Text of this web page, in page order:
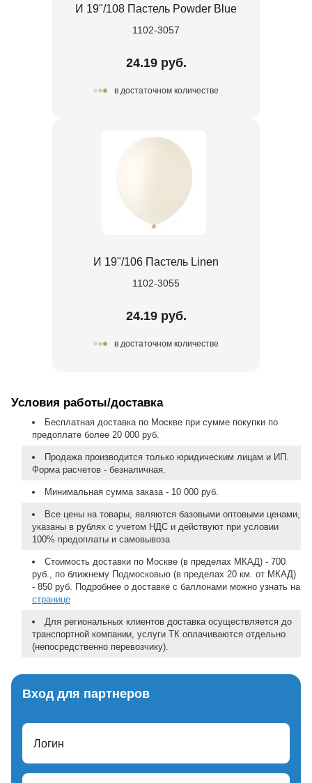
И 19"/108 Пастель Powder Blue
1102-3057
24.19 руб.
в достаточном количестве
И 19"/106 Пастель Linen
1102-3055
24.19 руб.
в достаточном количестве
Условия работы/доставка
Бесплатная доставка по Москве при сумме покупки по
предоплате более 20 000 руб.
Продажа производится только юридическим лицам и ИП.
Форма расчетов - безналичная.
Минимальная сумма заказа - 10 000 руб.
Все цены на товары, являются базовыми оптовыми ценами,
указаны в рублях с учетом НДС и действуют при условии
100% предоплаты и самовывоза
Стоимость доставки по Москве (в пределах МКАД) - 700
руб., по ближнему Подмосковью (в пределах 20 км. от МКАД)
- 850 руб. Подробнее о доставке с баллонами можно узнать на
странице
Для региональных клиентов доставка осуществляется до
транспортной компании, услуги ТК оплачиваются отдельно
(непосредственно перевозчику).
Вход для партнеров
Логин